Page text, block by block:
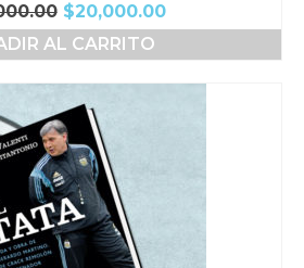
El
precio
original
$20,000.00El
precio
AL CARRITO